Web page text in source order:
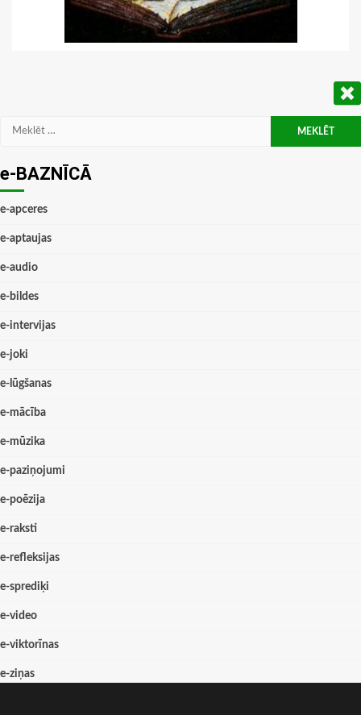
Meklēt:
e-BAZNĪCĀ
e-apceres
e-aptaujas
e-audio
e-bildes
e-intervijas
e-joki
e-lūgšanas
e-mācība
e-mūzika
e-paziņojumi
e-poēzija
e-raksti
e-refleksijas
e-sprediķi
e-video
e-viktorīnas
e-ziņas